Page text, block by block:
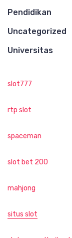
Pendidikan
Uncategorized
Universitas
slot777
rtp slot
spaceman
slot bet 200
mahjong
situs slot